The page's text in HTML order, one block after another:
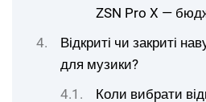
ZSN Pro X —
Відкриті чи закриті
для музики?
Коли вибрати